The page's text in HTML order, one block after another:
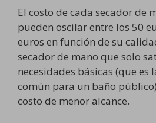
El costo de cada secador de
pueden oscilar entre los 50
euros en función de su
secador de mano que solo
necesidades básicas (que es
común para un baño
costo de menor alcance.